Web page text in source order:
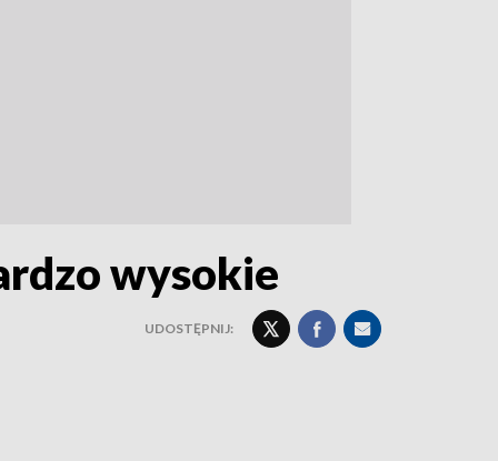
wysokie
UDOSTĘPNIJ: